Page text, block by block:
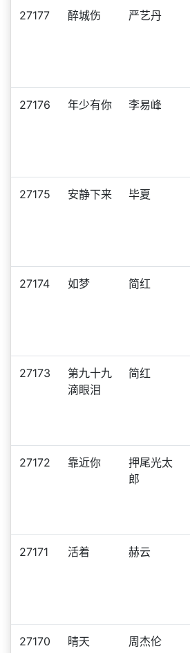
27177 醉城伤 严艺丹
27176 年少有你 李易峰
27175 安静下来 毕夏
27174 如梦 简红
27173
第九十九
滴眼泪
简红
27172 靠近你
押尾光太
郎
27171 活着 赫云
27170 晴天 周杰伦